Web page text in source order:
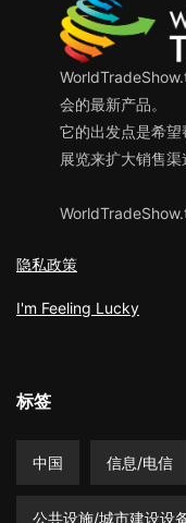
会的最新产品。
它的出发点是希
展览来扩大销售渠
隐私政策
I'm Feeling Lucky
标签
中国 信息/电信
公共设施/城市建设设